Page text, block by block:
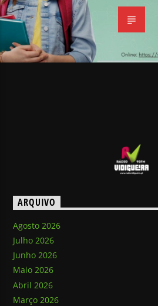
ARQUIVO
Agosto 2026
Julho 2026
Junho 2026
Maio 2026
Abril 2026
Março 2026